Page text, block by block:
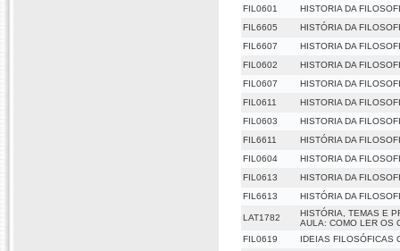
FIL0601
HISTORIA DA
FIL6605
HISTÓRIA DA
FIL6607
HISTORIA DA
FIL0602
HISTORIA DA
FIL0607
HISTORIA DA
FIL0611
HISTORIA DA
FIL0603
HISTORIA DA
FIL6611
HISTÓRIA DA
FIL0604
HISTORIA DA
FIL0613
HISTORIA DA
FIL6613
HISTÓRIA DA
LAT1782
HISTÓRIA, TEMAS E
AULA: COMO LER OS
FIL0619
IDEIAS FILOSÓFICAS